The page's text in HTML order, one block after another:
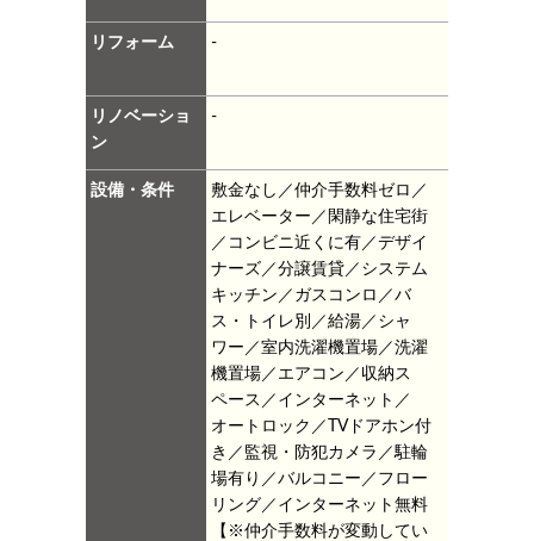
リフォーム -
リノベーショ
ン
-
設備・条件
敷金なし／仲介手数料ゼロ／
エレベーター／閑静な住宅街
／コンビニ近くに有／デザイ
ナーズ／分譲賃貸／システム
キッチン／ガスコンロ／バ
ス・トイレ別／給湯／シャ
ワー／室内洗濯機置場／洗濯
機置場／エアコン／収納ス
ペース／インターネット／
オートロック／TVドアホン付
き／監視・防犯カメラ／駐輪
場有り／バルコニー／フロー
リング／インターネット無料
【※仲介手数料が変動してい